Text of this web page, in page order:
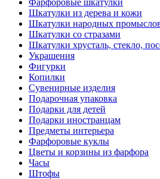
Фарфоровые шкатулки
Шкатулки из дерева и кожи
Шкатулки народных
Шкатулки со стразами
Шкатулки хрусталь, стекло,
Украшения
Фигурки
Копилки
Сувенирные изделия
Подарочная упаковка
Подарки для детей
Подарки иностранцам
Предметы интерьера
Фарфоровые куклы
Цветы и корзины из фарфора
Часы
Штофы